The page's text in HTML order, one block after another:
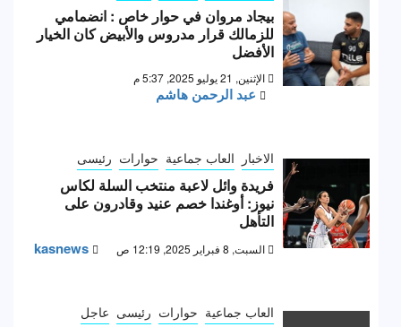
بيجاد مروان في حوار خاص : انضمامي
للزمالك قرار مدروس والأبيض كان الخيار
الأفضل
الإثنين, 21 يوليو 2025, 5:37 م
عبد الرحمن هاشم
الاخبار العاب جماعية حوارات رئيسى
فريدة وائل لاعبة منتخب السلة لكاس
نيوز: أوغندا خصم عنيد وقادرون على
التأهل
السبت, 8 فبراير 2025, 12:19 ص kasnews
العاب جماعية حوارات رئيسى عاجل